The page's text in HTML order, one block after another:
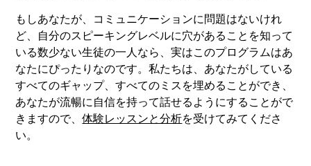
もしあなたが、コミュニケーションに問題はないけれ
ど、自分のスピーキングレベルに穴があることを知って
いる数少ない生徒の一人なら、実はこのプログラムはあ
なたにぴったりなのです。私たちは、あなたがしている
すべてのギャップ、すべてのミスを埋めることができ、
あなたが流暢に自信を持って話せるようにすることがで
きますので、体験レッスンと分析を受けてみてくださ
い。